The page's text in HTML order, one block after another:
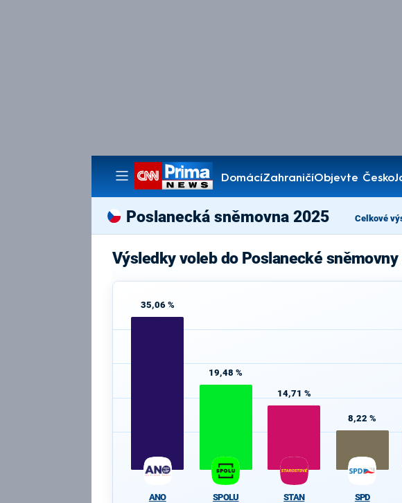
DomácíZahraničíObjevte Česko
Pořady
Poslanecká sněmovna 2025 Celkové
Výsledky voleb do Poslanecké
35,06 %
ANO
19,48 %
SPOLU
14,71 %
STAN
8,22 %
SPD